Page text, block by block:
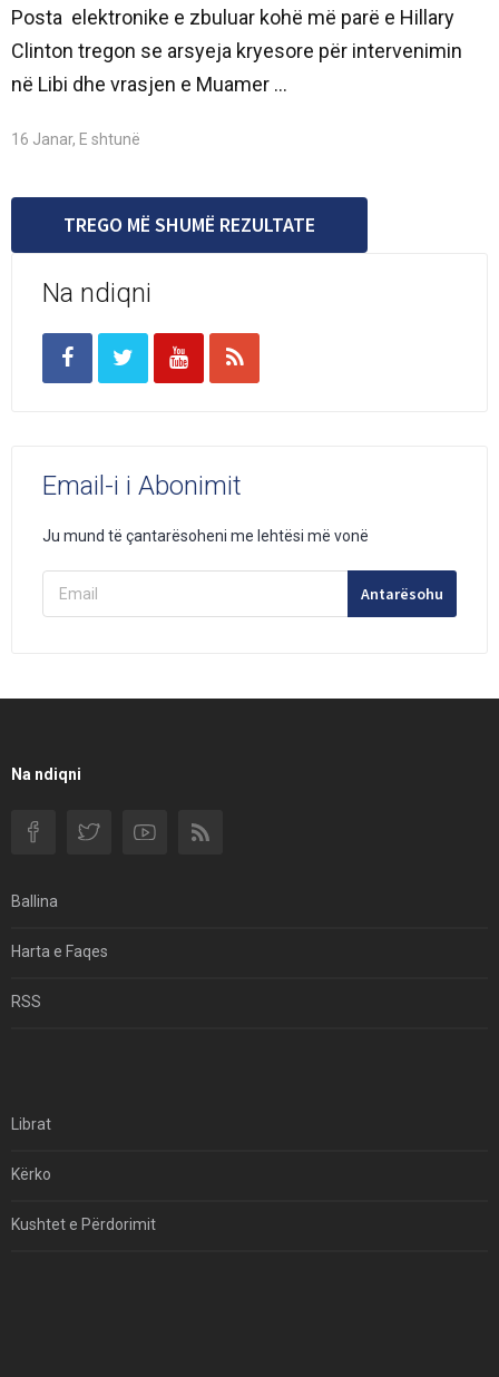
Posta elektronike e zbuluar kohë më parë e Hillary
Clinton tregon se arsyeja kryesore për intervenimin
në Libi dhe vrasjen e Muamer ...
16 Janar, E shtunë
TREGO MË SHUMË REZULTATE
Na ndiqni
Email-i i Abonimit
Ju mund të çantarësoheni me lehtësi më vonë
Antarësohu
Na ndiqni
Ballina
Harta e Faqes
RSS
Librat
Kërko
Kushtet e Përdorimit